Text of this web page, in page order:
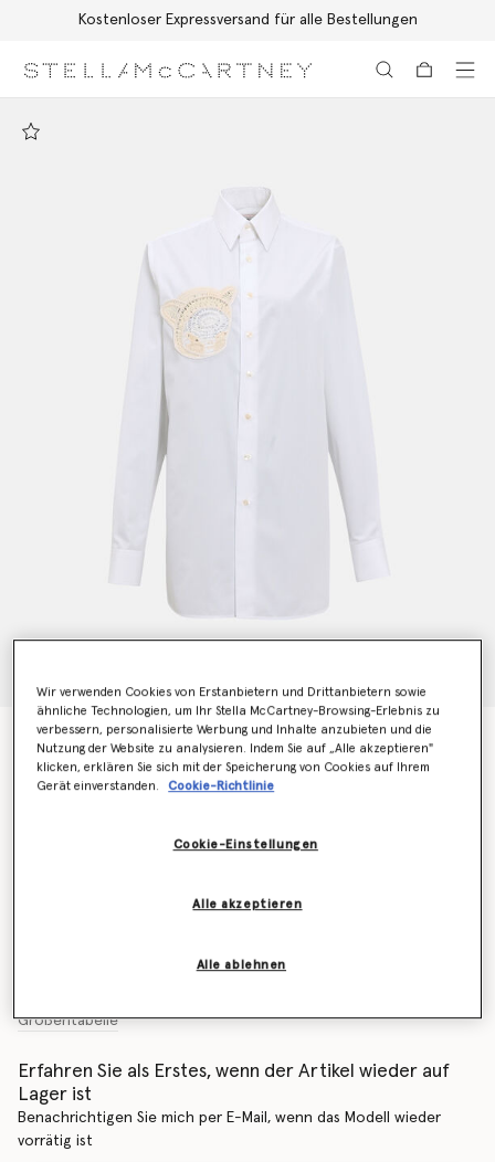
Kostenloser Expressversand für alle Bestellungen
Shirt mit gehaekeltem Upset Kitty Aufnaeher
CHF725.00
Wähle die Größe aus (Italian)
Größentabelle
Erfahren Sie als Erstes, wenn der Artikel wieder auf
Lager ist
Benachrichtigen Sie mich per E-Mail, wenn das Modell wieder
vorrätig ist
Wir verwenden Cookies von Erstanbietern und Drittanbietern sowie
ähnliche Technologien, um Ihr Stella McCartney-Browsing-Erlebnis zu
verbessern, personalisierte Werbung und Inhalte anzubieten und die
Nutzung der Website zu analysieren. Indem Sie auf „Alle akzeptieren"
klicken, erklären Sie sich mit der Speicherung von Cookies auf Ihrem
Gerät einverstanden.
Cookie-Richtlinie
Cookie-Einstellungen
Alle ablehnen
Alle akzeptieren